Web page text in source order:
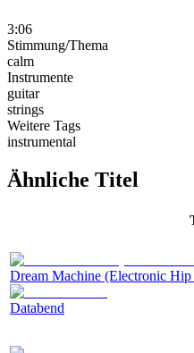
3:06
Stimmung/Thema
calm
Instrumente
guitar
strings
Weitere Tags
instrumental
Ähnliche Titel
Dream Machine (Electronic
Databend